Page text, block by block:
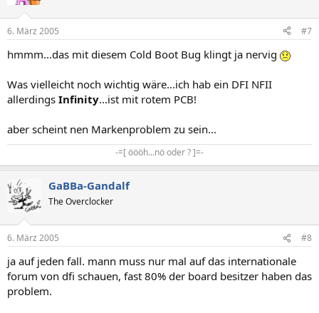
6. März 2005 #7
hmmm...das mit diesem Cold Boot Bug klingt ja nervig
Was vielleicht noch wichtig wäre...ich hab ein DFI NFII
allerdings Infinity...ist mit rotem PCB!
aber scheint nen Markenproblem zu sein...
-=[ öööh...nö oder ? ]=-​
GaBBa-Gandalf
The Overclocker
6. März 2005 #8
ja auf jeden fall. mann muss nur mal auf das internationale
forum von dfi schauen, fast 80% der board besitzer haben das
problem.